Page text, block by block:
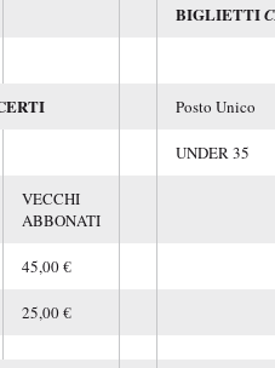
BIGLIETTI
Posto Unico
UNDER 35
VECCHI
ABBONATI
45,00 €
25,00 €